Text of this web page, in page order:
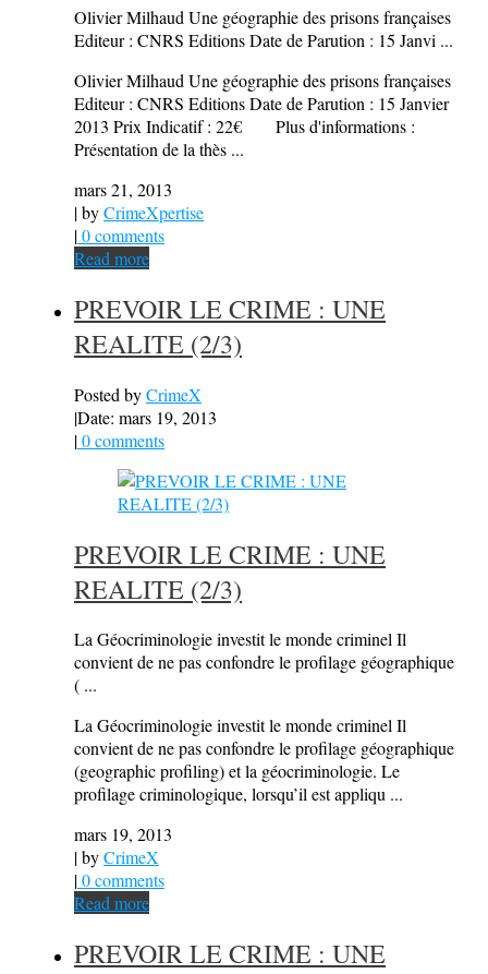
Olivier Milhaud Une géographie des prisons françaises
Editeur : CNRS Editions Date de Parution : 15 Janvi ...
Olivier Milhaud Une géographie des prisons françaises
Editeur : CNRS Editions Date de Parution : 15 Janvier
2013 Prix Indicatif : 22€ Plus d'informations :
Présentation de la thès ...
mars 21, 2013
| byCrimeXpertise
|0 comments
Read more
PREVOIR LE CRIME : UNE
REALITE (2/3)
Posted byCrimeX
|Date: mars 19, 2013
|0 comments
PREVOIR LE CRIME : UNE
REALITE (2/3)
La Géocriminologie investit le monde criminel Il
convient de ne pas confondre le profilage géographique
( ...
La Géocriminologie investit le monde criminel Il
convient de ne pas confondre le profilage géographique
(geographic profiling) et la géocriminologie. Le
profilage criminologique, lorsqu’il est appliqu ...
mars 19, 2013
| byCrimeX
|0 comments
Read more
PREVOIR LE CRIME : UNE